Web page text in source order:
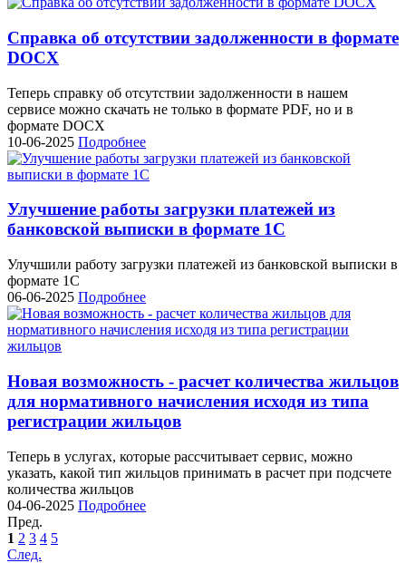
Справка об отсутствии задолженности в формате
DOCX
Теперь справку об отсутствии задолженности в нашем
сервисе можно скачать не только в формате PDF, но и в
формате DOCX
10-06-2025 Подробнее
Улучшение работы загрузки платежей из
банковской выписки в формате 1С
Улучшили работу загрузки платежей из банковской выписки в
формате 1С
06-06-2025 Подробнее
Новая возможность - расчет количества жильцов
для нормативного начисления исходя из типа
регистрации жильцов
Теперь в услугах, которые рассчитывает сервис, можно
указать, какой тип жильцов принимать в расчет при подсчете
количества жильцов
04-06-2025 Подробнее
Пред.
1 2 3 4 5
След.